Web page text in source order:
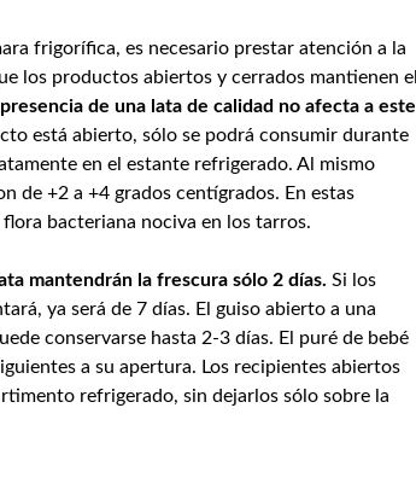
frigorífica, es necesario prestar atención a la
los productos abiertos y cerrados mantienen el
presencia de una lata de calidad no afecta a este
está abierto, sólo se podrá consumir durante
en el estante refrigerado. Al mismo
de +2 a +4 grados centígrados. En estas
bacteriana nociva en los tarros.
mantendrán la frescura sólo 2 días.Si los
ya será de 7 días. El guiso abierto a una
conservarse hasta 2-3 días. El puré de bebé
a su apertura. Los recipientes abiertos
refrigerado, sin dejarlos sólo sobre la